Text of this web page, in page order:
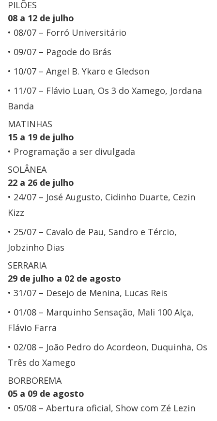
PILÕES
08 a 12 de julho
08/07 – Forró Universitário
09/07 – Pagode do Brás
10/07 – Angel B. Ykaro e Gledson
11/07 – Flávio Luan, Os 3 do Xamego, Jordana
Banda
MATINHAS
15 a 19 de julho
Programação a ser divulgada
SOLÂNEA
22 a 26 de julho
24/07 – José Augusto, Cidinho Duarte, Cezin
Kizz
25/07 – Cavalo de Pau, Sandro e Tércio,
Jobzinho Dias
SERRARIA
29 de julho a 02 de agosto
31/07 – Desejo de Menina, Lucas Reis
01/08 – Marquinho Sensação, Mali 100 Alça,
Flávio Farra
02/08 – João Pedro do Acordeon, Duquinha, Os
Três do Xamego
BORBOREMA
05 a 09 de agosto
05/08 – Abertura oficial, Show com Zé Lezin